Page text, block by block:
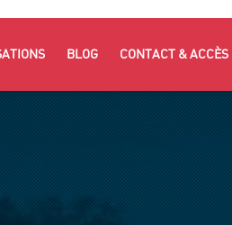
BLOG CONTACT & ACCÈS